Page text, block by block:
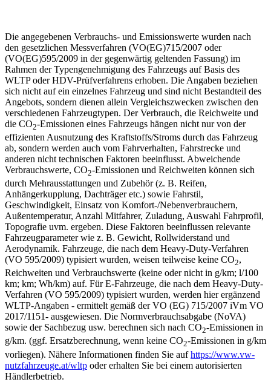
Die angegebenen Verbrauchs- und Emissionswerte wurden nach
den gesetzlichen Messverfahren (VO(EG)715/2007 oder
(VO(EG)595/2009 in der gegenwärtig geltenden Fassung) im
Rahmen der Typengenehmigung des Fahrzeugs auf Basis des
WLTP oder HDV-Prüfverfahrens erhoben. Die Angaben beziehen
sich nicht auf ein einzelnes Fahrzeug und sind nicht Bestandteil des
Angebots, sondern dienen allein Vergleichszwecken zwischen den
verschiedenen Fahrzeugtypen. Der Verbrauch, die Reichweite und
die CO2-Emissionen eines Fahrzeugs hängen nicht nur von der
effizienten Ausnutzung des Kraftstoffs/Stroms durch das Fahrzeug
ab, sondern werden auch vom Fahrverhalten, Fahrstrecke und
anderen nicht technischen Faktoren beeinflusst. Abweichende
Verbrauchswerte, CO2-Emissionen und Reichweiten können sich
durch Mehrausstattungen und Zubehör (z. B. Reifen,
Anhängerkupplung, Dachträger etc.) sowie Fahrstil,
Geschwindigkeit, Einsatz von Komfort-/Nebenverbrauchern,
Außentemperatur, Anzahl Mitfahrer, Zuladung, Auswahl Fahrprofil,
Topografie uvm. ergeben. Diese Faktoren beeinflussen relevante
Fahrzeugparameter wie z. B. Gewicht, Rollwiderstand und
Aerodynamik. Fahrzeuge, die nach dem Heavy-Duty-Verfahren
(VO 595/2009) typisiert wurden, weisen teilweise keine CO2,
Reichweiten und Verbrauchswerte (keine oder nicht in g/km; l/100
km; km; Wh/km) auf. Für E-Fahrzeuge, die nach dem Heavy-Duty-
Verfahren (VO 595/2009) typisiert wurden, werden hier ergänzend
WLTP-Angaben - ermittelt gemäß der VO (EG) 715/2007 iVm VO
2017/1151- ausgewiesen. Die Normverbrauchsabgabe (NoVA)
sowie der Sachbezug usw. berechnen sich nach CO2-Emissionen in
g/km. (ggf. Ersatzberechnung, wenn keine CO2-Emissionen in g/km
vorliegen). Nähere Informationen finden Sie aufhttps://www.vw-
nutzfahrzeuge.at/wltp oder erhalten Sie bei einem autorisierten
Händlerbetrieb.